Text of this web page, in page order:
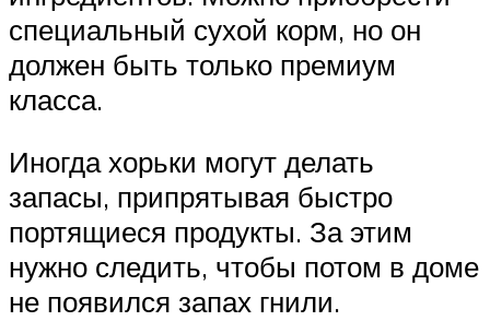
специальный сухой корм, но он
должен быть только премиум
класса.
Иногда хорьки могут делать
запасы, припрятывая быстро
портящиеся продукты. За этим
нужно следить, чтобы потом в доме
не появился запах гнили.